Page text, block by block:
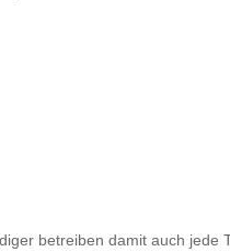
betreiben damit auch jede